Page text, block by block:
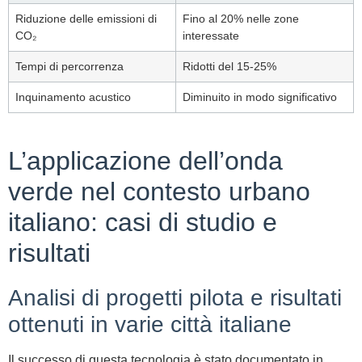
Riduzione delle emissioni di
CO₂
Fino al 20% nelle zone
interessate
Tempi di percorrenza Ridotti del 15-25%
Inquinamento acustico Diminuito in modo significativo
L’applicazione dell’onda
verde nel contesto urbano
italiano: casi di studio e
risultati
Analisi di progetti pilota e risultati
ottenuti in varie città italiane